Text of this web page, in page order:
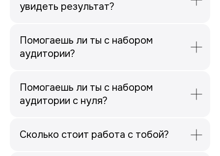
увидеть результат?
Помогаешь ли ты с набором
аудитории?
Помогаешь ли ты с набором
аудитории с нуля?
Сколько стоит работа с тобой?